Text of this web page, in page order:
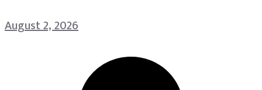
August 2, 2026